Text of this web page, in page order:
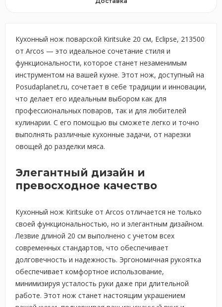
Кухонный нож поварской Kiritsuke 20 см, Eclipse, 213500
от Arcos — это идеальное сочетание стиля и
функциональности, которое станет незаменимым
инструментом на вашей кухне. Этот нож, доступный на
Posudaplanet.ru, сочетает в себе традиции и инновации,
что делает его идеальным выбором как для
профессиональных поваров, так и для любителей
кулинарии. С его помощью вы сможете легко и точно
выполнять различные кухонные задачи, от нарезки
овощей до разделки мяса.
Элегантный дизайн и
превосходное качество
Кухонный нож Kiritsuke от Arcos отличается не только
своей функциональностью, но и элегантным дизайном.
Лезвие длиной 20 см выполнено с учетом всех
современных стандартов, что обеспечивает
долговечность и надежность. Эргономичная рукоятка
обеспечивает комфортное использование,
минимизируя усталость руки даже при длительной
работе. Этот нож станет настоящим украшением